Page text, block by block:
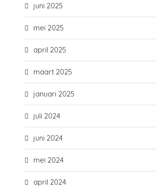
juni 2025
mei 2025
april 2025
maart 2025
januari 2025
juli 2024
juni 2024
mei 2024
april 2024